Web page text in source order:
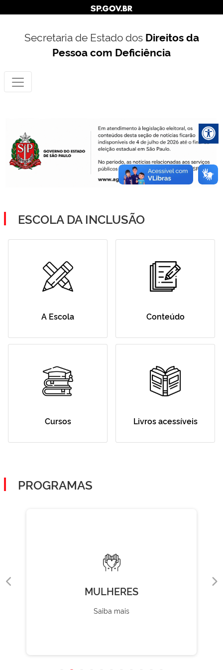
Secretaria de Estado dos Direitos da
Pessoa com Deficiência
ESCOLA DA INCLUSÃO
A Escola Conteúdo
Cursos Livros acessíveis
PROGRAMAS
MULHERES
Saiba mais